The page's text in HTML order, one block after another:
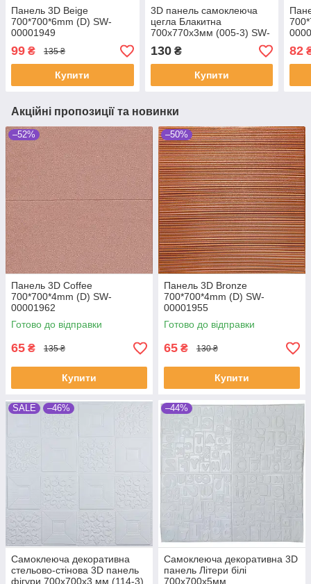
Панель 3D Beige
700*700*6mm (D) SW-
00001949
99 ₴ 135 ₴
Купити
3D панель самоклеюча
цегла Блакитна
700х770х3мм (005-3) SW-
00000232
130₴
Купити
82
Акційні пропозиції та новинки
–52%
Панель 3D Coffee
700*700*4mm (D) SW-
00001962
Готово до відправки
65 ₴ 135 ₴
Купити
–50%
Панель 3D Bronze
700*700*4mm (D) SW-
00001955
Готово до відправки
65 ₴ 130 ₴
Купити
SALE –46%
Самоклеюча декоративна
стельово-стінова 3D панель
фігури 700x700x3 мм (114-3)
–44%
Самоклеюча декоративна 3D
панель Літери білі
700x700x5мм